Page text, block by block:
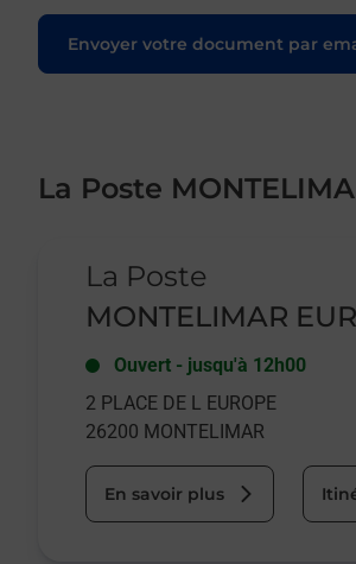
Envoyer votre document par
Le lien s'ouvre dans un nouvel onglet
La Poste
La Poste
MONTELIMAR
Ouvert - jusqu'à 12h00
2 PLACE DE L EUROPE
26200 MONTELIMAR
En savoir plus